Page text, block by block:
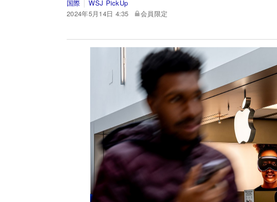
国際
WSJ PickUp
2024年5月14日 4:35
会員限定